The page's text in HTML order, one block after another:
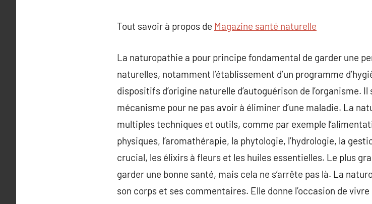
Tout savoir à propos de Magazine santé naturelle
La naturopathie a pour principe fondamental de garder une
naturelles, notamment l’établissement d’un programme
dispositifs d’origine naturelle d’autoguérison de l’organisme.
mécanisme pour ne pas avoir à éliminer d’une maladie. La
multiples techniques et outils, comme par exemple
physiques, l’aromathérapie, la phytologie, l’hydrologie, la
crucial, les élixirs à fleurs et les huiles essentielles. Le plus
garder une bonne santé, mais cela ne s’arrête pas là. La
son corps et ses commentaires. Elle donne l’occasion de